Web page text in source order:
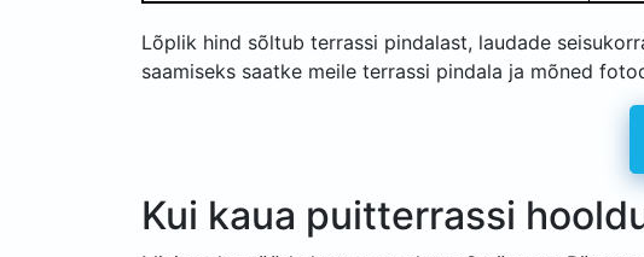
Lõplik hind sõltub terrassi pindalast, laudade
saamiseks saatke meile terrassi pindala ja mõned
Kui kaua puitterrassi